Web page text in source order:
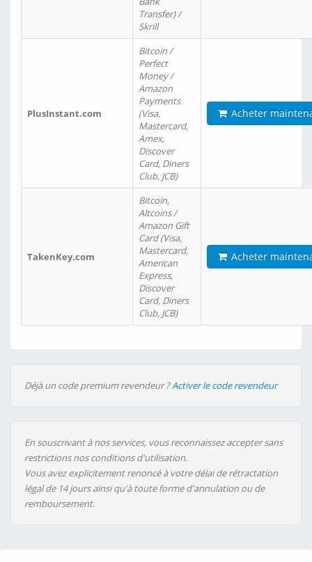
Transfer) /
Skrill
PlusInstant.com
Bitcoin /
Perfect
Money /
Amazon
Payments
(Visa,
Mastercard,
Amex,
Discover
Card, Diners
Club, JCB)
Acheter
TakenKey.com
Bitcoin,
Altcoins /
Amazon Gift
Card (Visa,
Mastercard,
American
Express,
Discover
Card, Diners
Club, JCB)
Acheter
Déjà un code premium revendeur ?Activer le code revendeur
En souscrivant à nos services, vous reconnaissez accepter sans
restrictions nos conditions d'utilisation.
Vous avez explicitement renoncé à votre délai de rétractation
légal de 14 jours ainsi qu'à toute forme d'annulation ou de
remboursement.